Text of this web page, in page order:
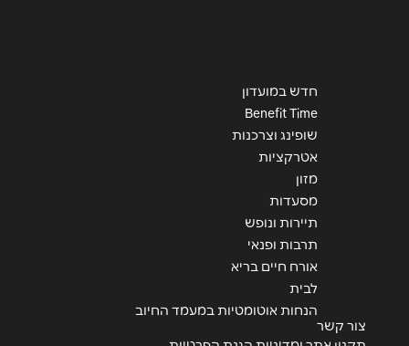
חדש במועדון
Benefit Time
שופינג וצרכנות
אטרקציות
מזון
מסעדות
תיירות ונופש
תרבות ופנאי
אורח חיים בריא
לבית
הנחות אוטומטיות במעמד החיוב
צור קשר